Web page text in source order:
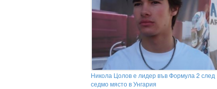
Никола Цолов е лидер във Формула 2 след
седмо място в Унгария